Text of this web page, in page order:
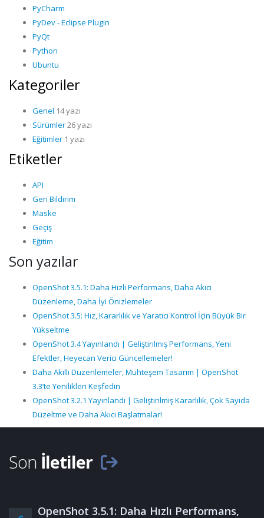
PyCharm
PyDev - Eclipse Plugin
PyQt
Python
Ubuntu
Kategoriler
Genel 14 yazı
Sürümler26 yazı
Eğitimler 1 yazı
Etiketler
API
Geri Bildirim
Maske
Geçiş
Eğitim
Son yazılar
OpenShot 3.5.1: Daha Hızlı Performans, Daha Akıcı
Düzenleme, Daha İyi Önizlemeler
OpenShot 3.5: Hız, Kararlılık ve Yaratıcı Kontrol İçin Büyük Bir
Yükseltme
OpenShot 3.4 Yayınlandı | Geliştirilmiş Performans, Yeni
Efektler, Heyecan Verici Güncellemeler!
Daha Akıllı Düzenlemeler, Muhteşem Tasarım | OpenShot
3.3’te Yenilikleri Keşfedin
OpenShot 3.2.1 Yayınlandı | Geliştirilmiş Kararlılık, Çok Sayıda
Düzeltme ve Daha Akıcı Başlatmalar!
Son İletiler
OpenShot 3.5.1: Daha Hızlı Performans,